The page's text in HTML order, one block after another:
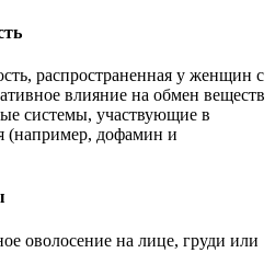
распространенная у женщин с
влияние на обмен веществ
системы, участвующие в
(например, дофамин и
оволосение на лице, груди или